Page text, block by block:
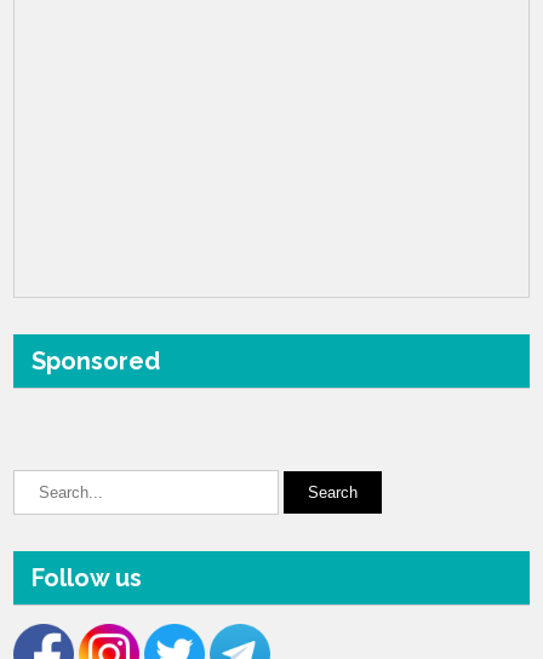
Sponsored
Follow us